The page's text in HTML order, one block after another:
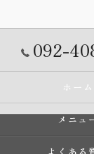
092-
ホーム
メニュ